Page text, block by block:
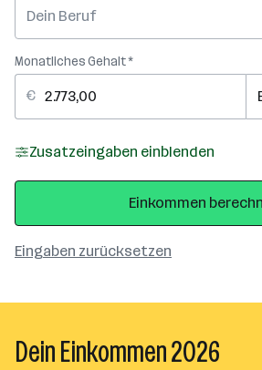
Monatliches Gehalt *
Zusatzeingaben einblenden
Eingaben zurücksetzen
Einkommen
Dein Einkommen 2026